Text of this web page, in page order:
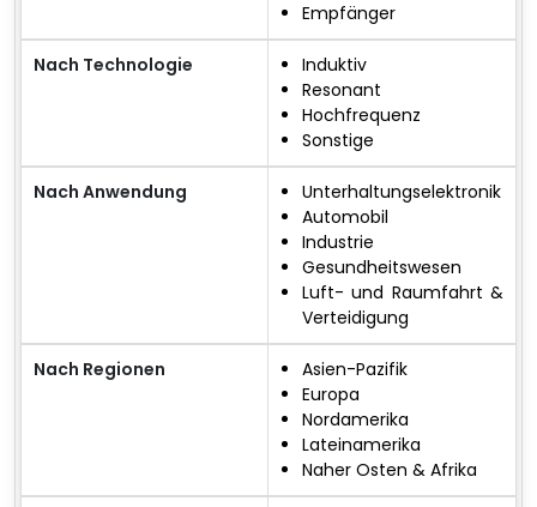
Empfänger
Nach Technologie
Induktiv
Resonant
Hochfrequenz
Sonstige
Nach Anwendung
Unterhaltungselektronik
Automobil
Industrie
Gesundheitswesen
Luft- und Raumfahrt &
Verteidigung
Nach Regionen
Asien-Pazifik
Europa
Nordamerika
Lateinamerika
Naher Osten & Afrika